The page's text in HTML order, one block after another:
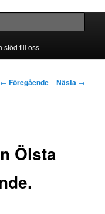
Park
stöd till oss
Inläggsnavigering
← Föregående Nästa →
Ölsta